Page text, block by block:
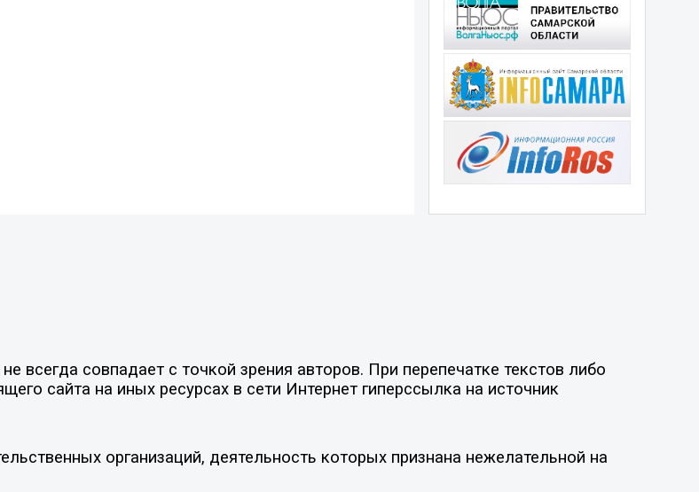
совпадает с точкой зрения авторов. При перепечатке текстов либо
сайта на иных ресурсах в сети Интернет гиперссылка на источник
организаций, деятельность которых признана нежелательной на